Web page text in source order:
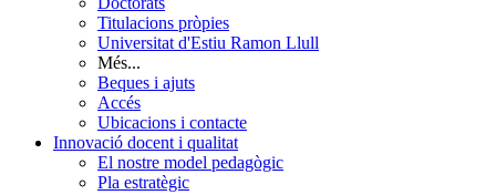
Titulacions pròpies
Universitat d'Estiu Ramon Llull
Més...
Beques i ajuts
Accés
Ubicacions i contacte
Innovació docent i qualitat
El nostre model pedagògic
Pla estratègic